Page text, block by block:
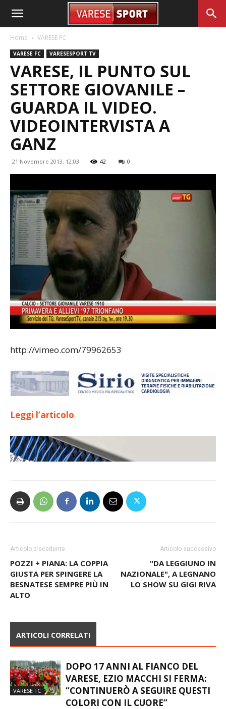
Home VARESE FC
VARESE FC VARESESPORT TV
VARESE, IL PUNTO SUL
SETTORE GIOVANILE –
GUARDA IL VIDEO.
VIDEOINTERVISTA A
GANZ
21 Novembre 2013, 12:03 42 0
http://vimeo.com/79962653
Leggi l’articolo
Articolo precedente
POZZI + PIANA: LA COPPIA
GIUSTA PER SPINGERE LA
BESNATESE SEMPRE PIÙ IN
ALTO
Articolo successivo
"DA LEGGIUNO IN
NAZIONALE", A LEGNANO
LO SHOW SU GIGI RIVA
ARTICOLI CORRELATI
VARESE FC
DOPO 17 ANNI AL FIANCO DEL
VARESE, EZIO MACCHI SI FERMA:
“CONTINUERÒ A SEGUIRE QUESTI
COLORI CON IL CUORE”